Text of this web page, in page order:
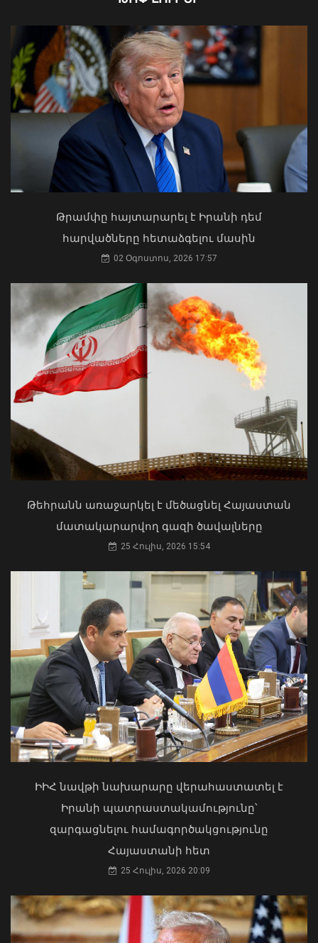
Ստեփանավան, Գյումրի քաղաքների
մի շարք հասցեներում
05 Օգոստոս, 2026 22:36
Գեղարքունիքի մարզում բախվել են
«Jeep»-ն ու «Ford»-ը. կա 4 վիրավոր
05 Օգոստոս, 2026 22:23
Բուլղարիայի ԱԳՆ-ն շնորհավորել է
Արարատ Միրզոյանին
05 Օգոստոս, 2026 22:13
քննարկել են ԹՐԻՓՓ նախագիծը և
դրա իրականացման կարևորությունը
Ի՞նչ ուղերձ էր ոտքի չկանգնելը.
Աղաջանյանը` ընդդիմությանը
ՀՀ երկաթուղին ազգային
ռազմավարական սեփականություն է
և պետք է կառավարվի ՀՀ
Բաբաջանյան
31 Հուլիս, 2026 12:08
Երևանի Կենտրոնում պետության
սեփականության իրավունքն է
տարածքի և հողամասի նկատմամբ
31 Հուլիս, 2026 15:26
Թրամփը հայտարարել է Իրանի դեմ
հարվածները հետաձգելու մասին
02 Օգոստոս, 2026 17:57
Թեհրանն առաջարկել է մեծացնել Հայաստան
մատակարարվող գազի ծավալները
25 Հուլիս, 2026 15:54
ԻԻՀ նավթի նախարարը վերահաստատել է
Իրանի պատրաստակամությունը՝
զարգացնելու համագործակցությունը
Հայաստանի հետ
25 Հուլիս, 2026 20:09